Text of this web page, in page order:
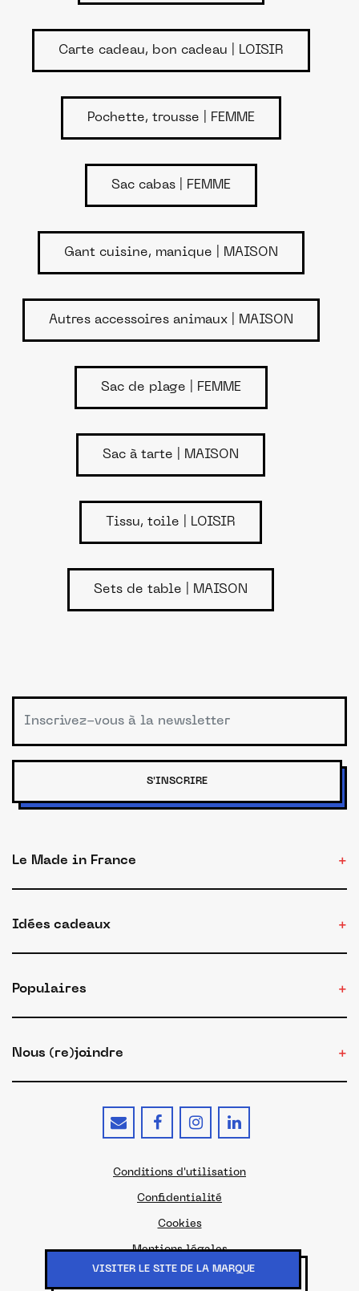
VISITER LE SITE DE LA MARQUE
Carte cadeau, bon cadeau | LOISIR
Pochette, trousse | FEMME
Sac cabas | FEMME
Gant cuisine, manique | MAISON
Autres accessoires animaux | MAISON
Sac de plage | FEMME
Sac à tarte | MAISON
Tissu, toile | LOISIR
Sets de table | MAISON
S'INSCRIRE
Le Made in France
Idées cadeaux
Populaires
Nous (re)joindre
© 2026 - Le site du Made in France
Conditions d'utilisation
Confidentialité
Cookies
Mentions légales